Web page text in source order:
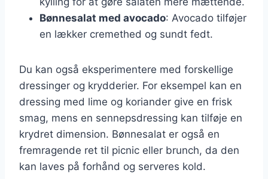
Bønnesalat med avocado: Avocado tilføjer
en lækker cremethed og sundt fedt.
Du kan også eksperimentere med forskellige
dressinger og krydderier. For eksempel kan en
dressing med lime og koriander give en frisk
smag, mens en sennepsdressing kan tilføje en
krydret dimension. Bønnesalat er også en
fremragende ret til picnic eller brunch, da den
kan laves på forhånd og serveres kold.